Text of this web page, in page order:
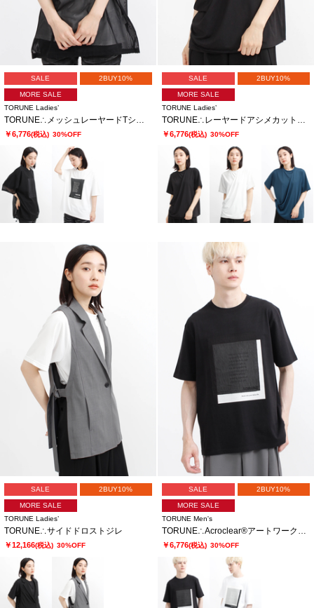
SALE 2BUY10%
MORE SALE
TORUNE Ladies’
TORUNE∴メッシュレーヤードTシャツ
￥6,776(税込) 30%OFF
SALE 2BUY10%
MORE SALE
TORUNE Ladies’
TORUNE∴レーヤードアシメカットソー
￥6,776(税込) 30%OFF
SALE 2BUY10%
MORE SALE
TORUNE Ladies’
TORUNE∴サイドドロストジレ
￥12,166(税込) 30%OFF
SALE 2BUY10%
MORE SALE
TORUNE Men's
TORUNE∴Acroclear®アートワークTシャツ
￥6,776(税込) 30%OFF